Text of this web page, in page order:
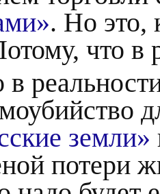
. Но это,
что в
в
земли»
потери